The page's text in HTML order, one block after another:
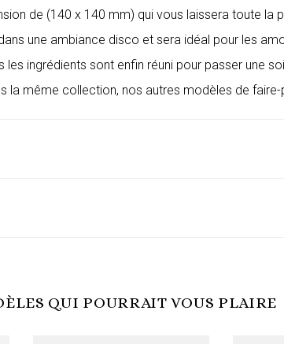
de (140 x 140 mm) qui vous laissera toute
une ambiance disco et sera idéal pour les
ingrédients sont enfin réuni pour passer une
la même collection, nos autres modèles de faire-
QUI POURRAIT VOUS PLAIRE